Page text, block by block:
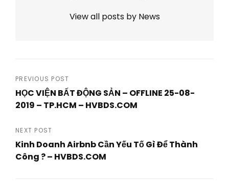
View all posts by News
Post
navigation
PREVIOUS POST
HỌC VIỆN BẤT ĐỘNG SẢN – OFFLINE 25-08-
2019 – TP.HCM – HVBDS.COM
Post
NEXT POST
Kinh Doanh Airbnb Cần Yếu Tố Gì Để Thành
Công ? – HVBDS.COM